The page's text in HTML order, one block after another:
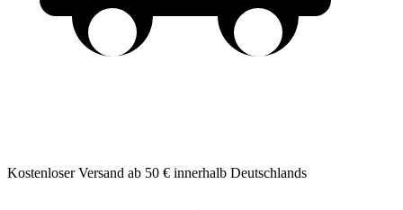
Kostenloser Versand ab 50 € innerhalb Deutschlands